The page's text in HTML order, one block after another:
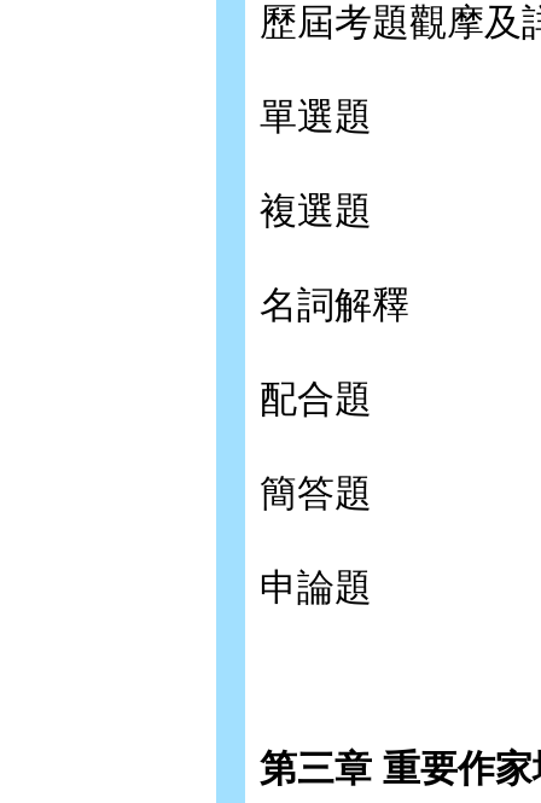
歷屆考題觀摩及
單選題
複選題
名詞解釋
配合題
簡答題
申論題
第三章 重要作